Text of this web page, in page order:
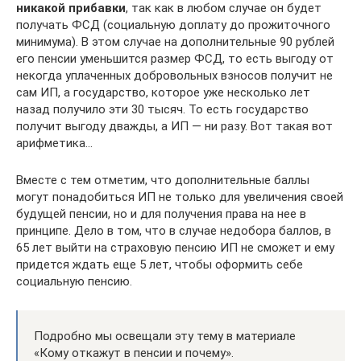
никакой прибавки, так как в любом случае он будет
получать ФСД (социальную доплату до прожиточного
минимума). В этом случае на дополнительные 90 рублей
его пенсии уменьшится размер ФСД, то есть выгоду от
некогда уплаченных добровольных взносов получит не
сам ИП, а государство, которое уже несколько лет
назад получило эти 30 тысяч. То есть государство
получит выгоду дважды, а ИП — ни разу. Вот такая вот
арифметика…
Вместе с тем отметим, что дополнительные баллы
могут понадобиться ИП не только для увеличения своей
будущей пенсии, но и для получения права на нее в
принципе. Дело в том, что в случае недобора баллов, в
65 лет выйти на страховую пенсию ИП не сможет и ему
придется ждать еще 5 лет, чтобы оформить себе
социальную пенсию.
Подробно мы освещали эту тему в материале
«Кому откажут в пенсии и почему».